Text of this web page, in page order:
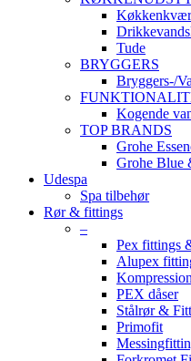
Tude
BRYGGERS
Bryggers-/
Kogende
TOP BRANDS
Grohe
Grohe Blue
Udespa
Spa tilbehør
Rør & fittings
–
Pex fittings
Alupex
PEX dåser
Stålrør &
Primofit